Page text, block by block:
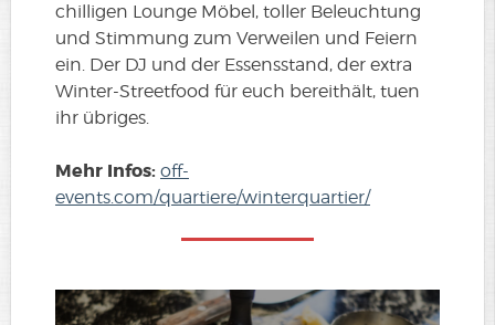
chilligen Lounge Möbel, toller Beleuchtung
und Stimmung zum Verweilen und Feiern
ein. Der DJ und der Essensstand, der extra
Winter-Streetfood für euch bereithält, tuen
ihr übriges.
Mehr Infos: off-
events.com/quartiere/winterquartier/